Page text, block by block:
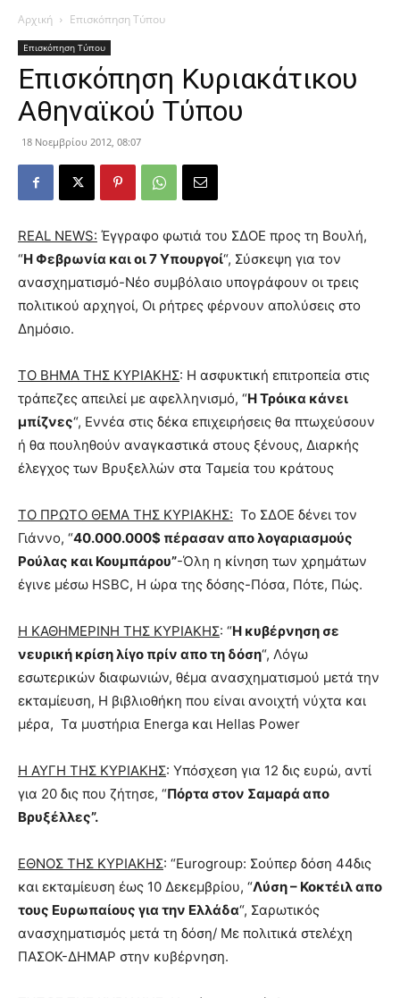
Αρχική Επισκόπηση Τύπου
Επισκόπηση Τύπου
Επισκόπηση Κυριακάτικου
Αθηναϊκού Τύπου
18 Νοεμβρίου 2012, 08:07
REAL NEWS: Έγγραφο φωτιά του ΣΔΟΕ προς τη Βουλή,
“Η Φεβρωνία και οι 7 Υπουργοί“, Σύσκεψη για τον
ανασχηματισμό-Νέο συμβόλαιο υπογράφουν οι τρεις
πολιτικού αρχηγοί, Οι ρήτρες φέρνουν απολύσεις στο
Δημόσιο.
ΤΟ ΒΗΜΑ ΤΗΣ ΚΥΡΙΑΚΗΣ: Η ασφυκτική επιτροπεία στις
τράπεζες απειλεί με αφελληνισμό, “Η Τρόικα κάνει
μπίζνες“, Εννέα στις δέκα επιχειρήσεις θα πτωχεύσουν
ή θα πουληθούν αναγκαστικά στους ξένους, Διαρκής
έλεγχος των Βρυξελλών στα Ταμεία του κράτους
ΤΟ ΠΡΩΤΟ ΘΕΜΑ ΤΗΣ ΚΥΡΙΑΚΗΣ: Το ΣΔΟΕ δένει τον
Γιάννο, “40.000.000$ πέρασαν απο λογαριασμούς
Ρούλας και Κουμπάρου”-Όλη η κίνηση των χρημάτων
έγινε μέσω HSBC, H ώρα της δόσης-Πόσα, Πότε, Πώς.
Η ΚΑΘΗΜΕΡΙΝΗ ΤΗΣ ΚΥΡΙΑΚΗΣ: “Η κυβέρνηση σε
νευρική κρίση λίγο πρίν απο τη δόση“, Λόγω
εσωτερικών διαφωνιών, θέμα ανασχηματισμού μετά την
εκταμίευση, Η βιβλιοθήκη που είναι ανοιχτή νύχτα και
μέρα, Τα μυστήρια Energa και Hellas Power
Η ΑΥΓΗ ΤΗΣ ΚΥΡΙΑΚΗΣ: Υπόσχεση για 12 δις ευρώ, αντί
για 20 δις που ζήτησε, “Πόρτα στον Σαμαρά απο
Βρυξέλλες”.
ΕΘΝΟΣ ΤΗΣ ΚΥΡΙΑΚΗΣ: “Εurogroup: Σούπερ δόση 44δις
και εκταμίευση έως 10 Δεκεμβρίου, “Λύση – Κοκτέιλ απο
τους Ευρωπαίους για την Ελλάδα“, Σαρωτικός
ανασχηματισμός μετά τη δόση/ Με πολιτικά στελέχη
ΠΑΣΟΚ-ΔΗΜΑΡ στην κυβέρνηση.